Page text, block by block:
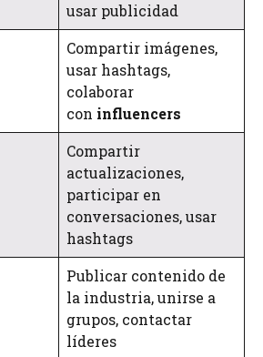
usar publicidad
Compartir imágenes,
usar hashtags,
colaborar
con influencers
Compartir
actualizaciones,
participar en
conversaciones, usar
hashtags
Publicar contenido de
la industria, unirse a
grupos, contactar
líderes